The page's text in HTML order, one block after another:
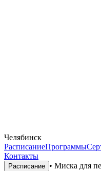
Челябинск
РасписаниеПрограммы
Контакты
Расписание • Миска для